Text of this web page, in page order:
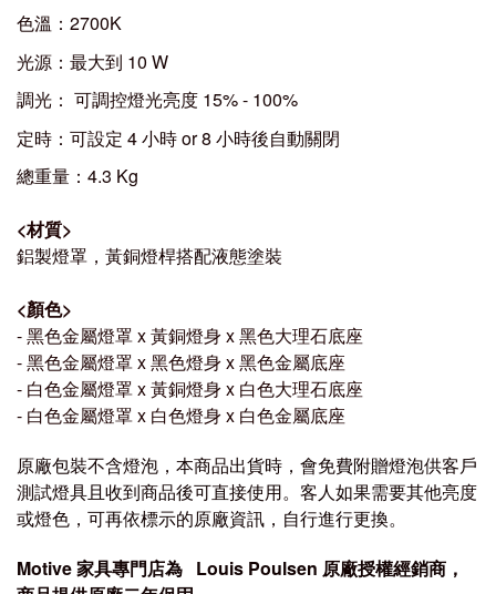
色溫：2700K
光源：最大到 10 W
調光： 可調控燈光亮度 15% - 100%
定時：可設定 4 小時 or 8 小時後自動關閉
總重量：4.3 Kg
<材質>
鋁製燈罩，黃銅燈桿搭配液態塗裝
<顏色>
- 黑色金屬燈罩x 黃銅燈身 x 黑色大理石底座
- 黑色金屬燈罩x黑色燈身 x 黑色金屬底座
- 白色金屬燈罩x 黃銅燈身 x 白色大理石底座
- 白色金屬燈罩x 白色燈身 x 白色金屬底座
原廠包裝不含燈泡，本商品出貨時，會免費附贈燈泡供客戶
測試燈具且收到商品後可直接使用。客人如果需要其他亮度
或燈色，可再依標示的原廠資訊，自行進行更換。
Motive家具專門店為 Louis Poulsen 原廠授權經銷商，